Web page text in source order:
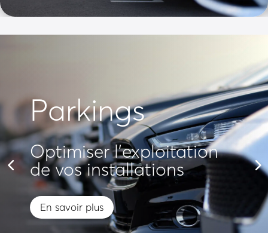
Parkings
Optimiser l'exploitation
de vos installations
En savoir plus